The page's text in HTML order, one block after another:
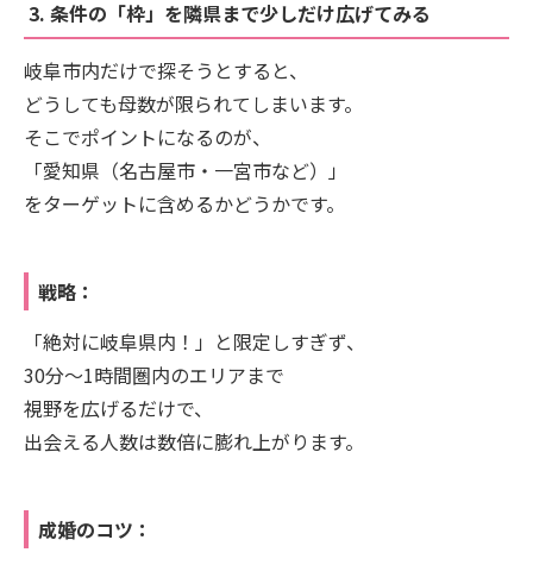
3. 条件の「枠」を隣県まで少しだけ広げてみる
岐阜市内だけで探そうとすると、
どうしても母数が限られてしまいます。
そこでポイントになるのが、
「愛知県（名古屋市・一宮市など）」
をターゲットに含めるかどうかです。
戦略：
「絶対に岐阜県内！」と限定しすぎず、
30分〜1時間圏内のエリアまで
視野を広げるだけで、
出会える人数は数倍に膨れ上がります。
成婚のコツ：